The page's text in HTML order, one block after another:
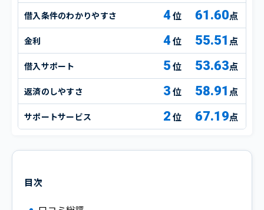
借入条件のわかりやすさ 4 61.60点
金利 4 55.51 点
借入サポート 5 53.63点
返済のしやすさ 3 58.91 点
サポートサービス 2 67.19点
目次